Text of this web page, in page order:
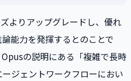
よりアップグレードし、優れ
能力を発揮するとのことで
の説明にある「複雑で長時
ジェントワークフローにおい